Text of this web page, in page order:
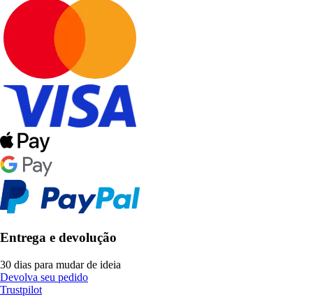
Entrega e devolução
30 dias para mudar de ideia
Devolva seu pedido
Trustpilot